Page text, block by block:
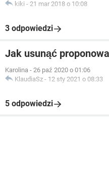
kiki - 21 mar 2018 o 10:08
3 odpowiedzi
Jak usunąć
Karolina - 26 paź 2020 o 01:06
KlaudiaSz - 12 sty 2021 o 08:33
5 odpowiedzi